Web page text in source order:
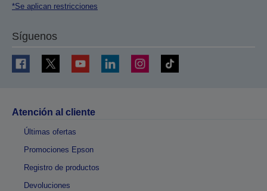
*Se aplican restricciones
Síguenos
Atención al cliente
Últimas ofertas
Promociones Epson
Registro de productos
Devoluciones